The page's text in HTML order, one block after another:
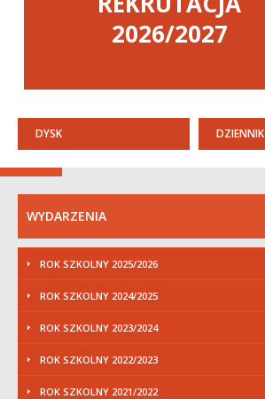
2026/2027
DYSK DZIENNIK
WYDARZENIA
ROK SZKOLNY 2025/2026
ROK SZKOLNY 2024/2025
ROK SZKOLNY 2023/2024
ROK SZKOLNY 2022/2023
ROK SZKOLNY 2021/2022